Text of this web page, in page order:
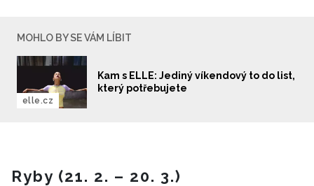
MOHLO BY SE VÁM LÍBIT
Kam s ELLE: Jediný víkendový to do list,
který potřebujete
elle.cz
Ryby (21. 2. – 20. 3.)